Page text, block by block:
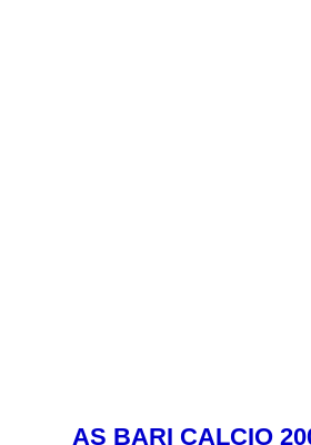
AS BARI CALCIO